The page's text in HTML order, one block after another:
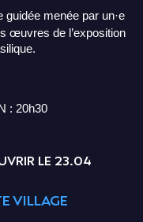
menée par un·e
œuvres de l’exposition
: 20h30
LE 23.04
VILLAGE